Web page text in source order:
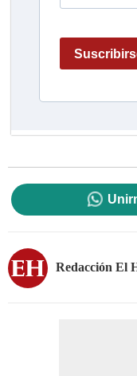
Redacción El